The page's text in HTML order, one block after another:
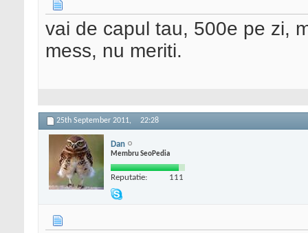
vai de capul tau, 500e pe zi,
mess, nu meriti.
25th September 2011, 22:28
Dan
Membru SeoPedia
Reputatie: 111